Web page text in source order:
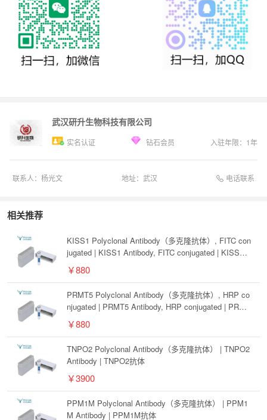
武汉研升生物科技有限公司
实名认证 钻石会员 入驻年限： 1年
联系人： 杨光文 地址： 武汉 电话联系
相关推荐
KISS1 Polyclonal Antibody（多克隆抗体）, FITC con
jugated | KISS1 Antibody, FITC conjugated | KISS1
￥880
PRMT5 Polyclonal Antibody（多克隆抗体）, HRP co
njugated | PRMT5 Antibody, HRP conjugated | PRMT
￥880
TNPO2 Polyclonal Antibody（多克隆抗体） | TNPO2
Antibody | TNPO2抗体
￥3900
PPM1M Polyclonal Antibody（多克隆抗体） | PPM1
M Antibody | PPM1M抗体